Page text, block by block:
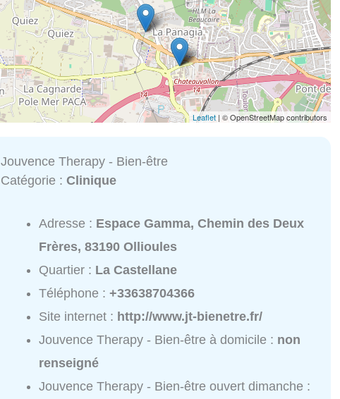
Leaflet | © OpenStreetMap contributors
Jouvence Therapy - Bien-être
Catégorie :Clinique
Adresse : Espace Gamma, Chemin des Deux
Frères, 83190 Ollioules
Quartier : La Castellane
Téléphone :+33638704366
Site internet : http://www.jt-bienetre.fr/
Jouvence Therapy - Bien-être à domicile : non
renseigné
Jouvence Therapy - Bien-être ouvert dimanche :